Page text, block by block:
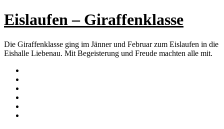
Eislaufen – Giraffenklasse
Die Giraffenklasse ging im Jänner und Februar zum Eislaufen in die
Eishalle Liebenau. Mit Begeisterung und Freude machten alle mit.